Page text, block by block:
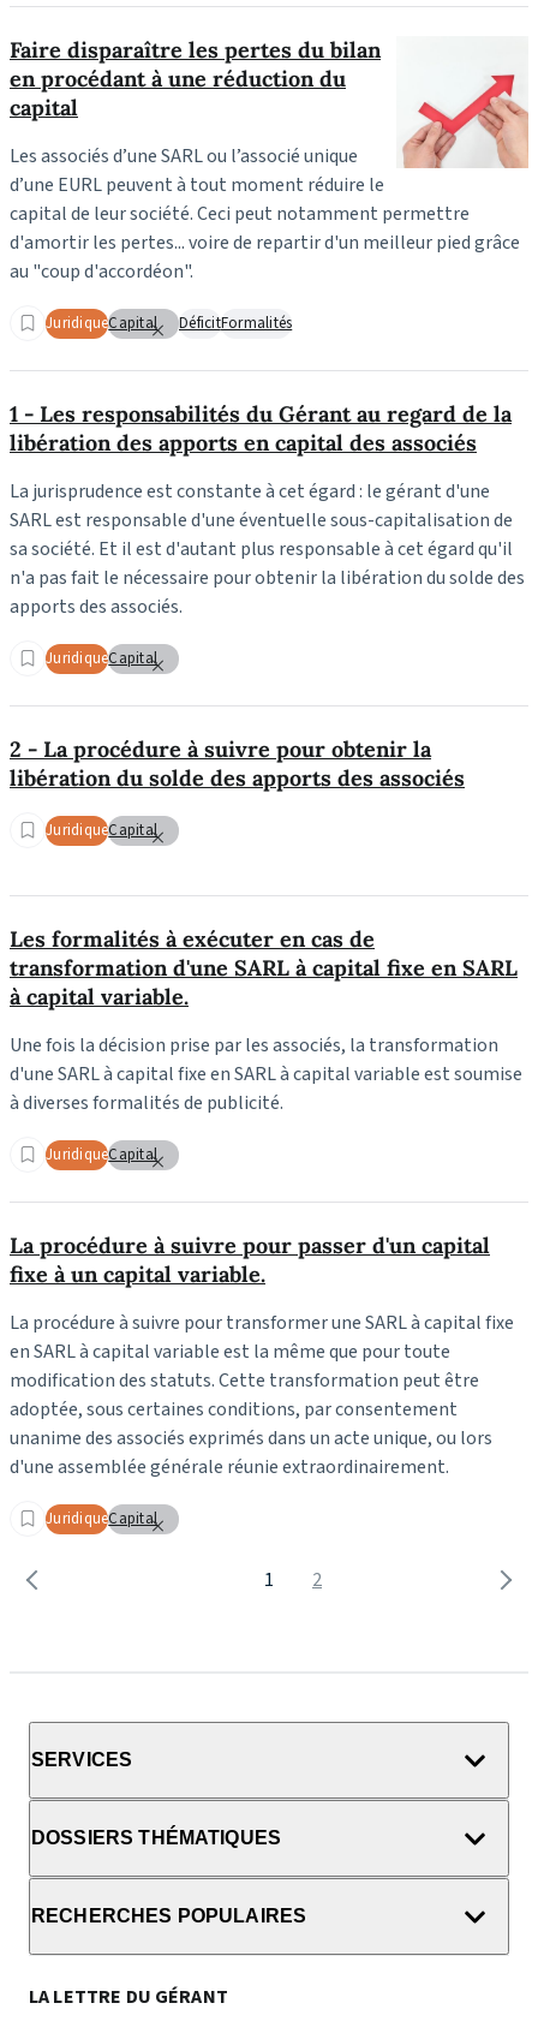
Faire disparaître les pertes du bilan
en procédant à une réduction du
capital
Les associés d’une SARL ou l’associé unique
d’une EURL peuvent à tout moment réduire le
capital de leur société. Ceci peut notamment permettre
d'amortir les pertes... voire de repartir d'un meilleur pied grâce
au "coup d'accordéon".
JuridiqueCapital DéficitFormalités
1 - Les responsabilités du Gérant au regard de la
libération des apports en capital des associés
La jurisprudence est constante à cet égard : le gérant d'une
SARL est responsable d'une éventuelle sous-capitalisation de
sa société. Et il est d'autant plus responsable à cet égard qu'il
n'a pas fait le nécessaire pour obtenir la libération du solde des
apports des associés.
JuridiqueCapital
2 - La procédure à suivre pour obtenir la
libération du solde des apports des associés
JuridiqueCapital
Les formalités à exécuter en cas de
transformation d'une SARL à capital fixe en SARL
à capital variable.
Une fois la décision prise par les associés, la transformation
d'une SARL à capital fixe en SARL à capital variable est soumise
à diverses formalités de publicité.
JuridiqueCapital
La procédure à suivre pour passer d'un capital
fixe à un capital variable.
La procédure à suivre pour transformer une SARL à capital fixe
en SARL à capital variable est la même que pour toute
modification des statuts. Cette transformation peut être
adoptée, sous certaines conditions, par consentement
unanime des associés exprimés dans un acte unique, ou lors
d'une assemblée générale réunie extraordinairement.
JuridiqueCapital
1 2
SERVICES
DOSSIERS THÉMATIQUES
RECHERCHES POPULAIRES
LA LETTRE DU GÉRANT